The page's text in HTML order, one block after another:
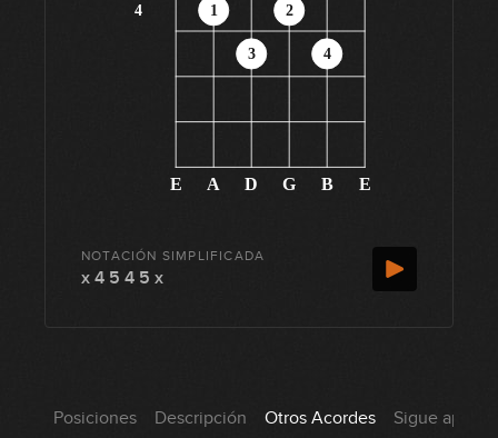
4
E A D G B E
1
3
2
4
NOTACIÓN SIMPLIFICADA
x 4 5 4 5 x
Posiciones Descripción Otros Acordes Sigue